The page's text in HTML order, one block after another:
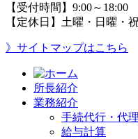
【受付時間】9:00～18:00
【定休日】土曜・日曜・
》サイトマップはこちら
所長紹介
業務紹介
手続代行・代
給与計算